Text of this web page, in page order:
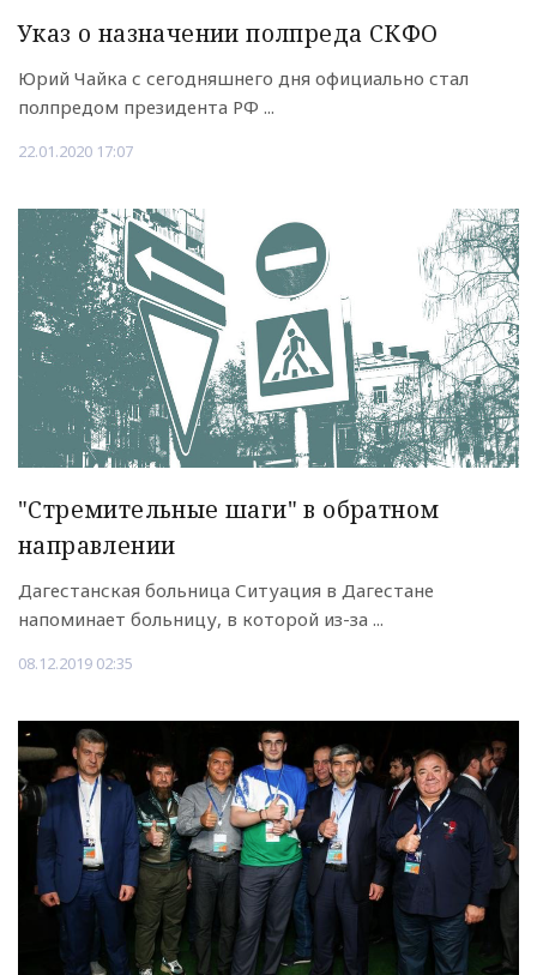
Указ о назначении полпреда СКФО
Юрий Чайка с сегодняшнего дня официально стал
полпредом президента РФ ...
22.01.2020 17:07
"Стремительные шаги" в обратном
направлении
Дагестанская больница Ситуация в Дагестане
напоминает больницу, в которой из-за ...
08.12.2019 02:35